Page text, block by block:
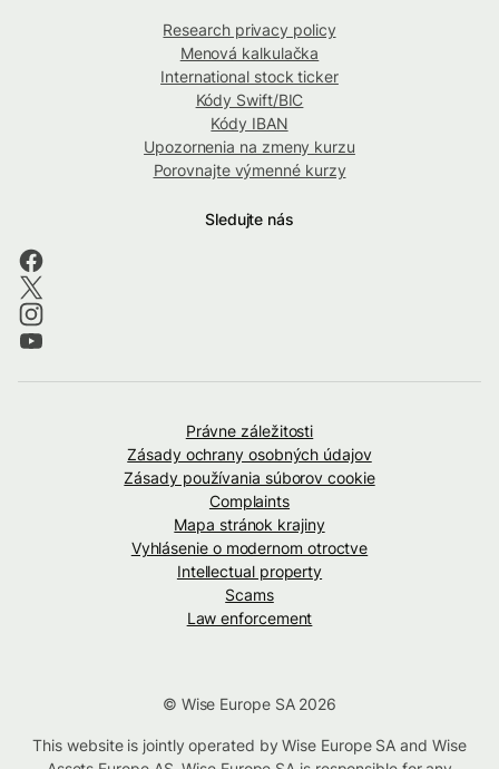
Research privacy policy
Menová kalkulačka
International stock ticker
Kódy Swift/BIC
Kódy IBAN
Upozornenia na zmeny kurzu
Porovnajte výmenné kurzy
Sledujte nás
Právne záležitosti
Zásady ochrany osobných údajov
Zásady používania súborov cookie
Complaints
Mapa stránok krajiny
Vyhlásenie o modernom otroctve
Intellectual property
Scams
Law enforcement
© Wise Europe SA 2026
This website is jointly operated by Wise Europe SA and Wise